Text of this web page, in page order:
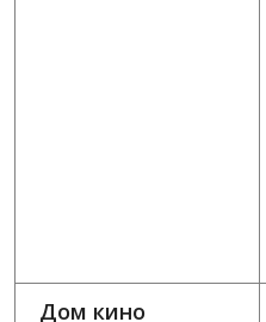
Дом кино